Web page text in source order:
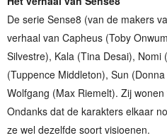
De serie Sense8 (van de makers
verhaal van Capheus (Toby
Silvestre), Kala (Tina Desai), Nomi
(Tuppence Middleton), Sun
Wolfgang (Max Riemelt). Zij
Ondanks dat de karakters elkaar
ze wel dezelfde soort visioenen.